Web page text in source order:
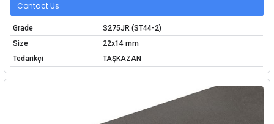
Contact Us
Grade
S275JR (ST44-2)
Size
22x14 mm
Tedarikçi
TAŞKAZAN